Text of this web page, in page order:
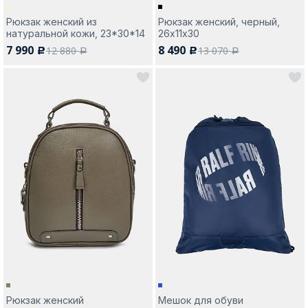
Рюкзак женский из
натуральной кожи, 23*30*14
7 990 c12 880a
Рюкзак женский, черный,
26х11х30
8 490 c13 070a
Рюкзак женский Мешок для обуви